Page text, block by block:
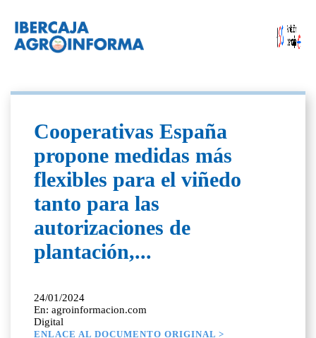
Cooperativas España
propone medidas más
flexibles para el viñedo
tanto para las
autorizaciones de
plantación,...
24/01/2024
En: agroinformacion.com
Digital
ENLACE AL DOCUMENTO ORIGINAL >